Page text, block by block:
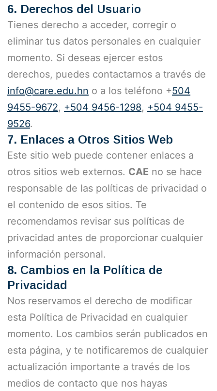
6. Derechos del Usuario
Tienes derecho a acceder, corregir o
eliminar tus datos personales en cualquier
momento. Si deseas ejercer estos
derechos, puedes contactarnos a través de
info@care.edu.hn o a los teléfono +504
9455-9672, +504 9456-1298, +504 9455-
9526.
7. Enlaces a Otros Sitios Web
Este sitio web puede contener enlaces a
otros sitios web externos. CAE no se hace
responsable de las políticas de privacidad o
el contenido de esos sitios. Te
recomendamos revisar sus políticas de
privacidad antes de proporcionar cualquier
información personal.
8. Cambios en la Política de
Privacidad
Nos reservamos el derecho de modificar
esta Política de Privacidad en cualquier
momento. Los cambios serán publicados en
esta página, y te notificaremos de cualquier
actualización importante a través de los
medios de contacto que nos hayas